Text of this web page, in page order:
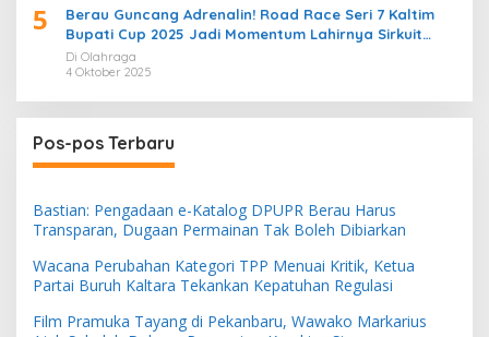
5
Berau Guncang Adrenalin! Road Race Seri 7 Kaltim
Bupati Cup 2025 Jadi Momentum Lahirnya Sirkuit
Permanen 2026
Di Olahraga
4 Oktober 2025
Pos-pos Terbaru
Bastian: Pengadaan e-Katalog DPUPR Berau Harus
Transparan, Dugaan Permainan Tak Boleh Dibiarkan
Wacana Perubahan Kategori TPP Menuai Kritik, Ketua
Partai Buruh Kaltara Tekankan Kepatuhan Regulasi
Film Pramuka Tayang di Pekanbaru, Wawako Markarius